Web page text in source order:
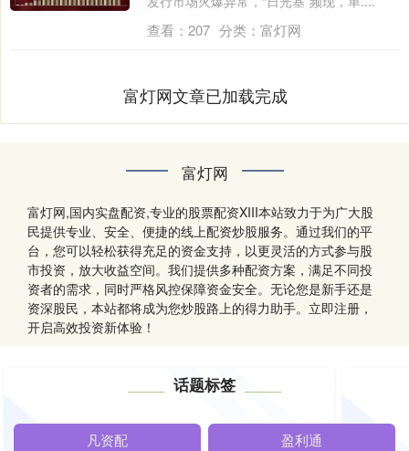
查看： 207 分类： 富灯网
富灯网文章已加载完成
富灯网
富灯网,国内实盘配资,专业的股票配资XIII‌本站致力于为广大股
民提供专业、安全、便捷的线上配资炒股服务。通过我们的平
台，您可以轻松获得充足的资金支持，以更灵活的方式参与股
市投资，放大收益空间。我们提供多种配资方案，满足不同投
资者的需求，同时严格风控保障资金安全。无论您是新手还是
资深股民，本站都将成为您炒股路上的得力助手。立即注册，
开启高效投资新体验！
话题标签
凡资配 盈利通